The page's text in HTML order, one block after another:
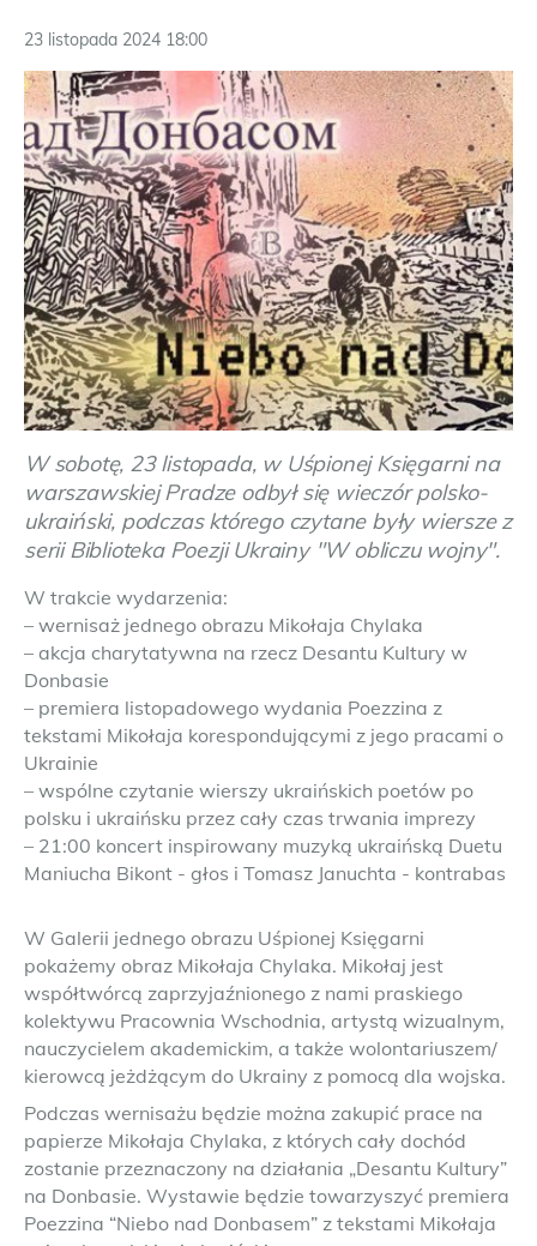
23 listopada 2024 18:00
W sobotę, 23 listopada, w Uśpionej Księgarni na
warszawskiej Pradze odbył się wieczór polsko-
ukraiński, podczas którego czytane były wiersze z
serii Biblioteka Poezji Ukrainy "W obliczu wojny".
W trakcie wydarzenia:
– wernisaż jednego obrazu Mikołaja Chylaka
– akcja charytatywna na rzecz Desantu Kultury w
Donbasie
– premiera listopadowego wydania Poezzina z
tekstami Mikołaja korespondującymi z jego pracami o
Ukrainie
– wspólne czytanie wierszy ukraińskich poetów po
polsku i ukraińsku przez cały czas trwania imprezy
– 21:00 koncert inspirowany muzyką ukraińską Duetu
Maniucha Bikont - głos i Tomasz Januchta - kontrabas
W Galerii jednego obrazu Uśpionej Księgarni
pokażemy obraz Mikołaja Chylaka. Mikołaj jest
współtwórcą zaprzyjaźnionego z nami praskiego
kolektywu Pracownia Wschodnia, artystą wizualnym,
nauczycielem akademickim, a także wolontariuszem/
kierowcą jeżdżącym do Ukrainy z pomocą dla wojska.
Podczas wernisażu będzie można zakupić prace na
papierze Mikołaja Chylaka, z których cały dochód
zostanie przeznaczony na działania „Desantu Kultury”
na Donbasie. Wystawie będzie towarzyszyć premiera
Poezzina “Niebo nad Donbasem” z tekstami Mikołaja